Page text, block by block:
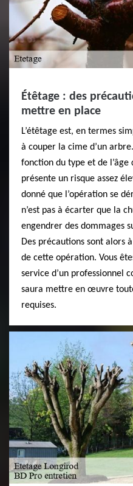
Étêtage : des
mettre en place
L’étêtage est, en termes
à couper la cime d’un
fonction du type et de l’âge
présente un risque assez
donné que l’opération se
n’est pas à écarter que la
engendrer des dommages
Des précautions sont alors
de cette opération. Vous
service d’un professionnel
saura mettre en œuvre
requises.